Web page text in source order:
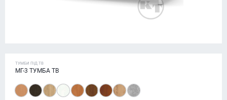
ТУМБИ ПІД ТВ
МГ-3 ТУМБА ТВ